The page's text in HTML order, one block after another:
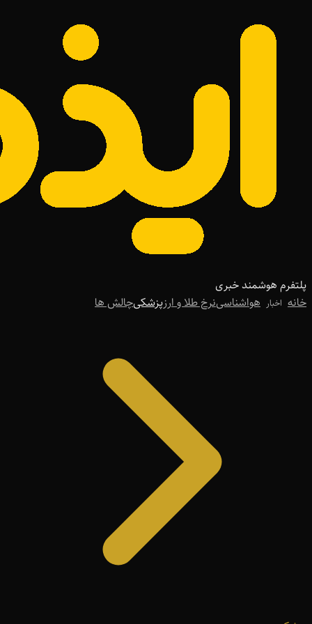
پلتفرم هوشمند خبری
خانه اخبار هواشناسینرخ طلا و ارزپزشکیچالش ها